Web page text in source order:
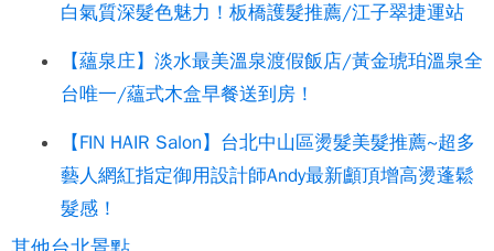
白氣質深髮色魅力！板橋護髮推薦/江子翠捷運站
【蘊泉庄】淡水最美溫泉渡假飯店/黃金琥珀溫泉全
台唯一/蘊式木盒早餐送到房！
【FIN HAIR Salon】台北中山區燙髮美髮推薦~超多
藝人網紅指定御用設計師Andy最新顱頂增高燙蓬鬆
髮感！